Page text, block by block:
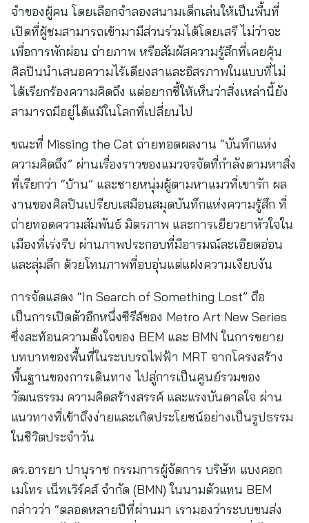
จำของผู้คน โดยเลือกจำลองสนามเด็กเล่นให้เป็นพื้นที่
เปิดที่ผู้ชมสามารถเข้ามามีส่วนร่วมได้โดยเสรี ไม่ว่าจะ
เพื่อการพักผ่อน ถ่ายภาพ หรือสัมผัสความรู้สึกที่เคยคุ้น
ศิลปินนำเสนอความไร้เดียงสาและอิสรภาพในแบบที่ไม่
ได้เรียกร้องความคิดถึง แต่อยากชี้ให้เห็นว่าสิ่งเหล่านี้ยัง
สามารถมีอยู่ได้แม้ในโลกที่เปลี่ยนไป
ขณะที่ Missing the Cat ถ่ายทอดผลงาน “บันทึกแห่ง
ความคิดถึง” ผ่านเรื่องราวของแมวจรจัดที่กำลังตามหาสิ่ง
ที่เรียกว่า “บ้าน” และชายหนุ่มผู้ตามหาแมวที่เขารัก ผล
งานของศิลปินเปรียบเสมือนสมุดบันทึกแห่งความรู้สึก ที่
ถ่ายทอดความสัมพันธ์ มิตรภาพ และการเยียวยาหัวใจใน
เมืองที่เร่งรีบ ผ่านภาพประกอบที่มีอารมณ์ละเอียดอ่อน
และลุ่มลึก ด้วยโทนภาพที่อบอุ่นแต่แฝงความเงียบงัน
การจัดแสดง “In Search of Something Lost” ถือ
เป็นการเปิดตัวอีกหนึ่งซีรีส์ของ Metro Art New Series
ซึ่งสะท้อนความตั้งใจของ BEM และ BMN ในการขยาย
บทบาทของพื้นที่ในระบบรถไฟฟ้า MRT จากโครงสร้าง
พื้นฐานของการเดินทาง ไปสู่การเป็นศูนย์รวมของ
วัฒนธรรม ความคิดสร้างสรรค์ และแรงบันดาลใจ ผ่าน
แนวทางที่เข้าถึงง่ายและเกิดประโยชน์อย่างเป็นรูปธรรม
ในชีวิตประจำวัน
ดร.อารยา ปานุราช กรรมการผู้จัดการ บริษัท แบงคอก
เมโทร เน็ทเวิร์คส์ จำกัด (BMN) ในนามตัวแทน BEM
กล่าวว่า “ตลอดหลายปีที่ผ่านมา เรามองว่าระบบขนส่ง